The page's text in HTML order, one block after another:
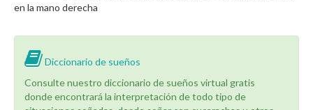
en la mano derecha
Diccionario de sueños
Consulte nuestro diccionario de sueños virtual gratis
donde encontrará la interpretación de todo tipo de